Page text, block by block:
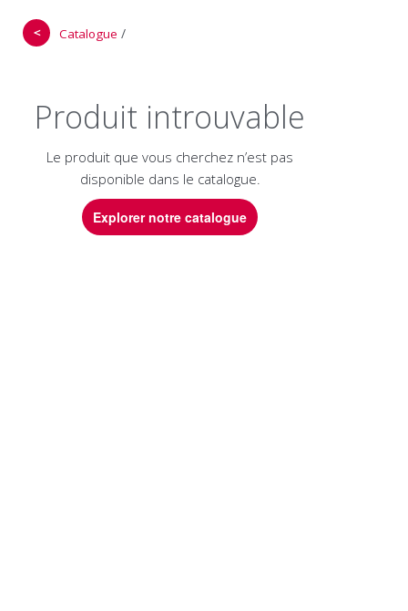
＜ Catalogue /
Produit introuvable
Le produit que vous cherchez n’est pas
disponible dans le catalogue.
Explorer notre catalogue